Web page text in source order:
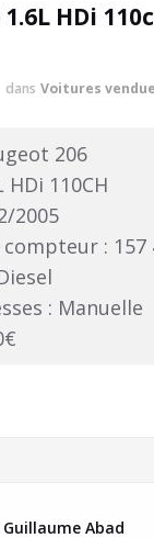
HDi
dans Voitures
206
HDi 110CH
2005
: 157
: Manuelle
Guillaume Abad